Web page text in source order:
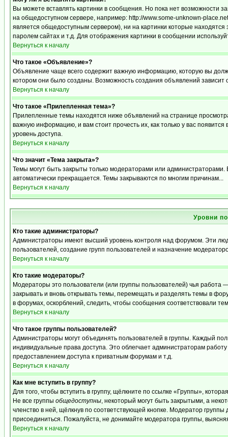
Вы можете вставлять картинки в сообщения. Но пока нет возможности
на общедоступном сервере, например: http://www.some-unknown-
является общедоступным сервером), ни на картинки которые
паролем сайтах и т.д. Для отображения картинки в сообщении
Вернуться к началу
Что такое «Объявление»?
Объявление чаще всего содержит важную информацию, которую вы
котором они было созданы. Возможность создания объявлений
Вернуться к началу
Что такое «Прилепленная тема»?
Прилепленные темы находятся ниже объявлений на странице
важную информацию, и вам стоит прочесть их, как только у вас
уровень доступа.
Вернуться к началу
Что значит «Тема закрыта»?
Темы могут быть закрыты только модераторами или
автоматически прекращается. Темы закрываются по многим причинам...
Вернуться к началу
Уровни
Кто такие администраторы?
Администраторы имеют высший уровень контроля над форумом. Эти
пользователей, создание групп пользователей и назначение
Вернуться к началу
Кто такие модераторы?
Модераторы это пользователи (или группы пользователей) чья
закрывать и вновь открывать темы, перемещать и разделять темы в
в форумах, оскорблений, следить, чтобы сообщения соответствовали
Вернуться к началу
Что такое группы пользователей?
Администраторы могут объединять пользователей в группы. Каждый
индивидуальные права доступа. Это облегчает администраторам
предоставлением доступа к приватным форумам и т.д.
Вернуться к началу
Как мне вступить в группу?
Для того, чтобы вступить в группу, щёлкните по ссылке «Группы»,
Не все группы общедоступны, некоторый могут быть закрытыми, а
членство в ней, щёлкнув по соответствующей кнопке. Модератор
присоединиться. Пожалуйста, не донимайте модератора группы,
Вернуться к началу